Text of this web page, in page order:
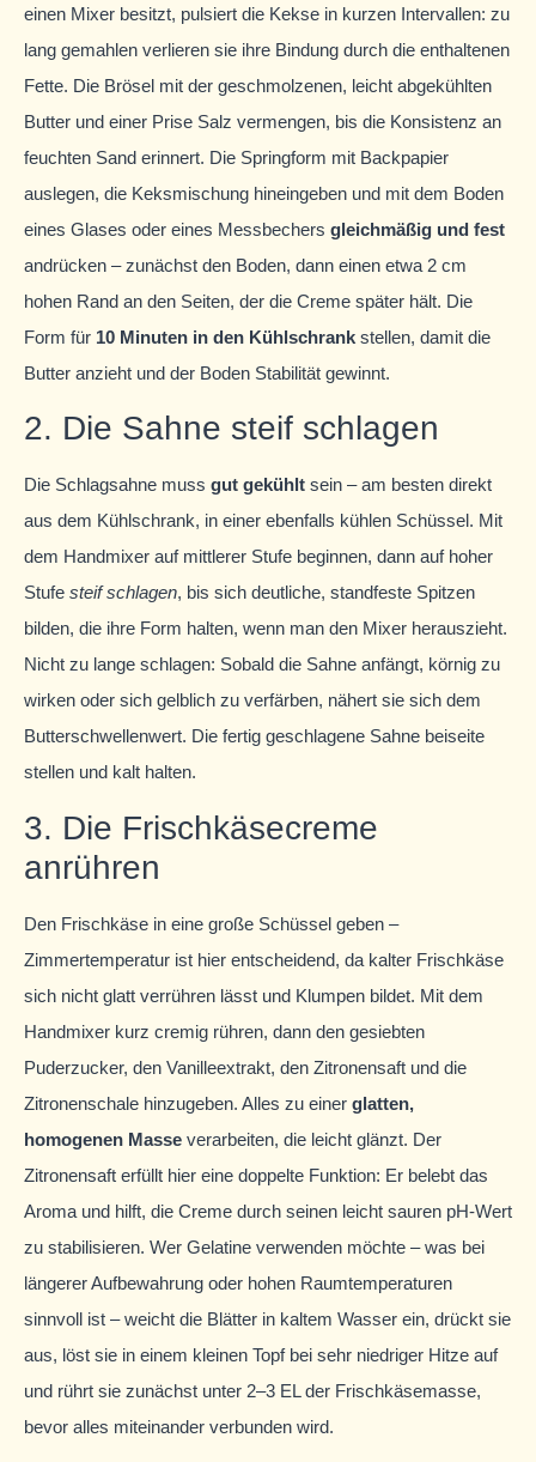
einen Mixer besitzt, pulsiert die Kekse in kurzen Intervallen: zu
lang gemahlen verlieren sie ihre Bindung durch die enthaltenen
Fette. Die Brösel mit der geschmolzenen, leicht abgekühlten
Butter und einer Prise Salz vermengen, bis die Konsistenz an
feuchten Sand erinnert. Die Springform mit Backpapier
auslegen, die Keksmischung hineingeben und mit dem Boden
eines Glases oder eines Messbechers gleichmäßig und fest
andrücken – zunächst den Boden, dann einen etwa 2 cm
hohen Rand an den Seiten, der die Creme später hält. Die
Form für 10 Minuten in den Kühlschrank stellen, damit die
Butter anzieht und der Boden Stabilität gewinnt.
2. Die Sahne steif schlagen
Die Schlagsahne muss gut gekühlt sein – am besten direkt
aus dem Kühlschrank, in einer ebenfalls kühlen Schüssel. Mit
dem Handmixer auf mittlerer Stufe beginnen, dann auf hoher
Stufe steif schlagen, bis sich deutliche, standfeste Spitzen
bilden, die ihre Form halten, wenn man den Mixer herauszieht.
Nicht zu lange schlagen: Sobald die Sahne anfängt, körnig zu
wirken oder sich gelblich zu verfärben, nähert sie sich dem
Butterschwellenwert. Die fertig geschlagene Sahne beiseite
stellen und kalt halten.
3. Die Frischkäsecreme
anrühren
Den Frischkäse in eine große Schüssel geben –
Zimmertemperatur ist hier entscheidend, da kalter Frischkäse
sich nicht glatt verrühren lässt und Klumpen bildet. Mit dem
Handmixer kurz cremig rühren, dann den gesiebten
Puderzucker, den Vanilleextrakt, den Zitronensaft und die
Zitronenschale hinzugeben. Alles zu einer glatten,
homogenen Masse verarbeiten, die leicht glänzt. Der
Zitronensaft erfüllt hier eine doppelte Funktion: Er belebt das
Aroma und hilft, die Creme durch seinen leicht sauren pH-Wert
zu stabilisieren. Wer Gelatine verwenden möchte – was bei
längerer Aufbewahrung oder hohen Raumtemperaturen
sinnvoll ist – weicht die Blätter in kaltem Wasser ein, drückt sie
aus, löst sie in einem kleinen Topf bei sehr niedriger Hitze auf
und rührt sie zunächst unter 2–3 EL der Frischkäsemasse,
bevor alles miteinander verbunden wird.